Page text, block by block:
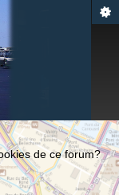
de ce forum?